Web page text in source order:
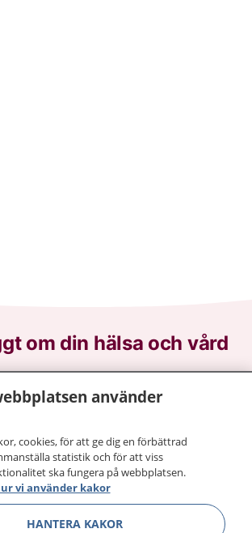
om din hälsa och vård
mottagningar du kan kontakta.
din journal och göra dina
telefonnummer 1177 för
dygnet runt.
när du vill må bättre.
använder
cookies, för att ge dig en förbättrad
statistik och för att viss
ska fungera på webbplatsen.
vi använder kakor
HANTERA KAKOR